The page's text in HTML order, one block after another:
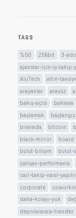
TAGS
%50 256bit 3-
ajanslar-için-iş-takip-
AloTech
altın-
arayanlar
arayüz
bakış-açısı
baklava
başlamak
başlangıç
birarada
bitcoin
black-mirror
board
bulut-bilişim
bulut-
çalışan-performansı
cari-takip-nasıl-yapılır
corporate
daha-kolayı-yok
depolararası-transfer